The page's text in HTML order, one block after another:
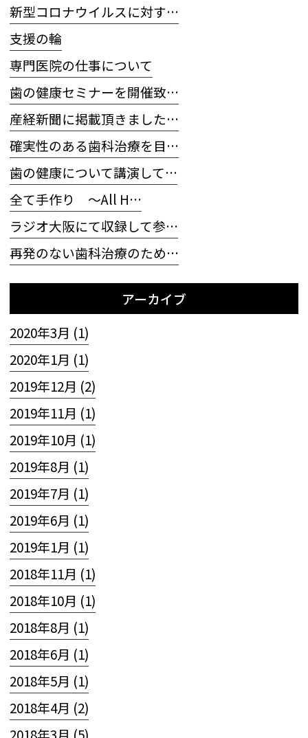
新型コロナウイルスに対す…
支援の輪
専門医院の仕事について
歯の健康セミナーを開催致…
産経新聞に掲載頂きました…
確実性のある歯科治療を目…
歯の健康について講演して…
全て手作り 〜All H…
ラジオ大阪にて収録して参…
再発のない歯科治療のため…
アーカイブ
2020年3月 (1)
2020年1月 (1)
2019年12月 (2)
2019年11月 (1)
2019年10月 (1)
2019年8月 (1)
2019年7月 (1)
2019年6月 (1)
2019年1月 (1)
2018年11月 (1)
2018年10月 (1)
2018年8月 (1)
2018年6月 (1)
2018年5月 (1)
2018年4月 (2)